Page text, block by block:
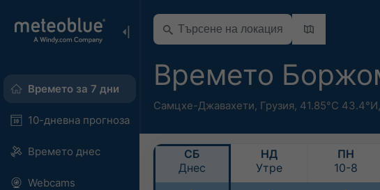
Времето за 7 дни
10-дневна прогноза
Времето днес
Webcams
Времето
Самцхе-Джавахети, Грузия, 41.85°С 43.4°И,
СБ
Днес
НД
Утре
ПН
10-8